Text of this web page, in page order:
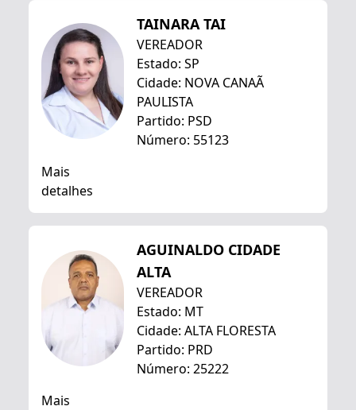
TAINARA TAI
VEREADOR
Estado: SP
Cidade: NOVA CANAÃ
PAULISTA
Partido: PSD
Número: 55123
Mais
detalhes
AGUINALDO CIDADE
ALTA
VEREADOR
Estado: MT
Cidade: ALTA FLORESTA
Partido: PRD
Número: 25222
Mais